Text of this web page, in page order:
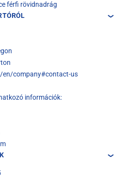
férfi rövidnadrág
en/company#contact-us
információk: